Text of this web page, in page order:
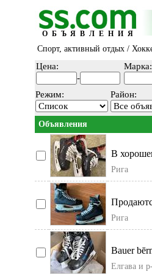
ОБЪЯВЛЕНИЯ
Спорт, активный отдых /
Цена:
-
Марка:
Режим: Район:
Объявления
В
телефон.
Рига
Рига
Bauer
Елгава и